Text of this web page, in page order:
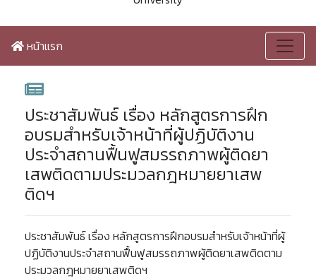
หน้าแรก
ประชาสัมพันธ์ เรื่อง หลักสูตรการฝึก
อบรมสำหรับเจ้าหน้าที่ผู้ปฏิบัติงาน
ประจำสถานฟื้นฟูสมรรถภาพผู้ติดยา
เสพติดตามประมวลกฎหมายยาเสพ
ติดฯ
ประชาสัมพันธ์ เรื่อง หลักสูตรการฝึกอบรมสำหรับเจ้าหน้าที่ผู้
ปฏิบัติงานประจำสถานฟื้นฟูสมรรถภาพผู้ติดยาเสพติดตาม
ประมวลกฎหมายยาเสพติดฯ